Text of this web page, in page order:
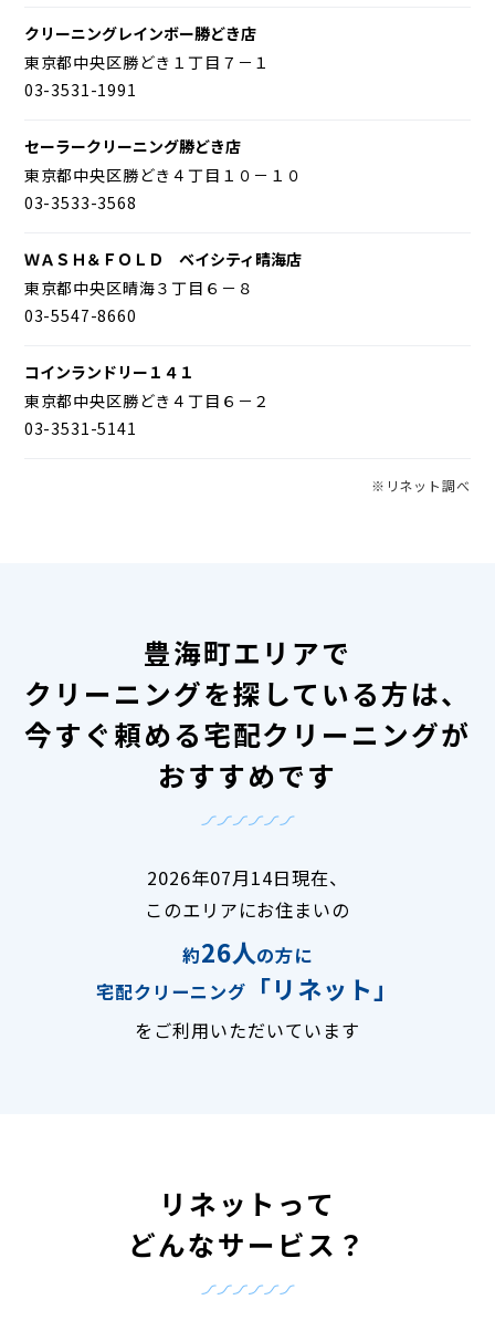
クリーニングレインボー勝どき店
東京都中央区勝どき１丁目７－１
03-3531-1991
セーラークリーニング勝どき店
東京都中央区勝どき４丁目１０－１０
03-3533-3568
ＷＡＳＨ＆ＦＯＬＤ ベイシティ晴海店
東京都中央区晴海３丁目６－８
03-5547-8660
コインランドリー１４１
東京都中央区勝どき４丁目６－２
03-3531-5141
※リネット調べ
豊海町エリアで
クリーニングを探している方は、
今すぐ頼める宅配クリーニングが
おすすめです
2026年07月14日現在、
このエリアにお住まいの
約26人の方に
宅配クリーニング
「リネット」
をご利用いただいています
リネットって
どんなサービス？